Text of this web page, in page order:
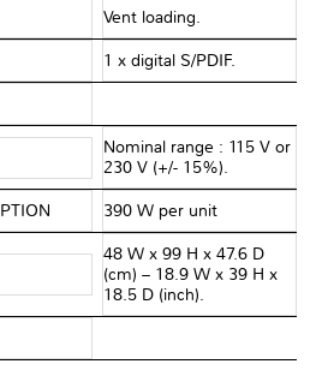
Vent loading.
1 x digital S/PDIF.
Nominal range : 115 V or
230 V (+/- 15%).
390 W per unit
48 W x 99 H x 47.6 D
(cm) – 18.9 W x 39 H x
18.5 D (inch).